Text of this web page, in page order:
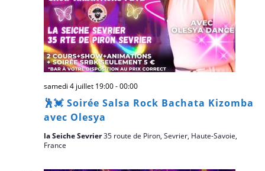
🕺💓 Soirée Salsa Rock Bachata Kizomba
avec Olesya
samedi 4 juillet 19:00-00:00
la Seiche Sevrier35 route de Piron, Sevrier, Haute-Savoie,
France